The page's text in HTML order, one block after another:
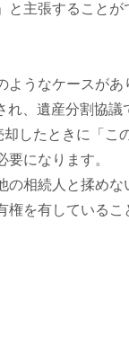
主張すること
うなケースがあ
、遺産分割協
したときに「こ
になります。
相続人と揉め
を有しているこ